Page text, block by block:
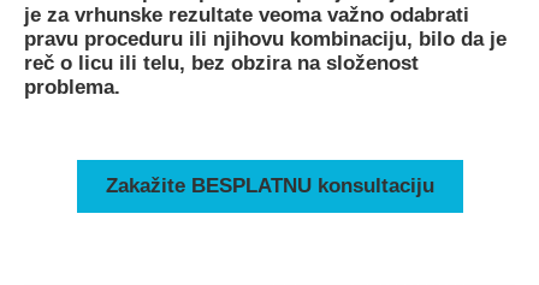
je za vrhunske rezultate veoma važno odabrati
pravu proceduru ili njihovu kombinaciju, bilo da je
reč o licu ili telu, bez obzira na složenost
problema.
Zakažite BESPLATNU konsultaciju